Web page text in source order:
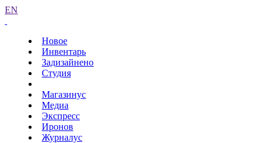
EN
Новое
Инвентарь
Задизайнено
Студия
Магазинус
Медиа
Экспресс
Иронов
Журналус